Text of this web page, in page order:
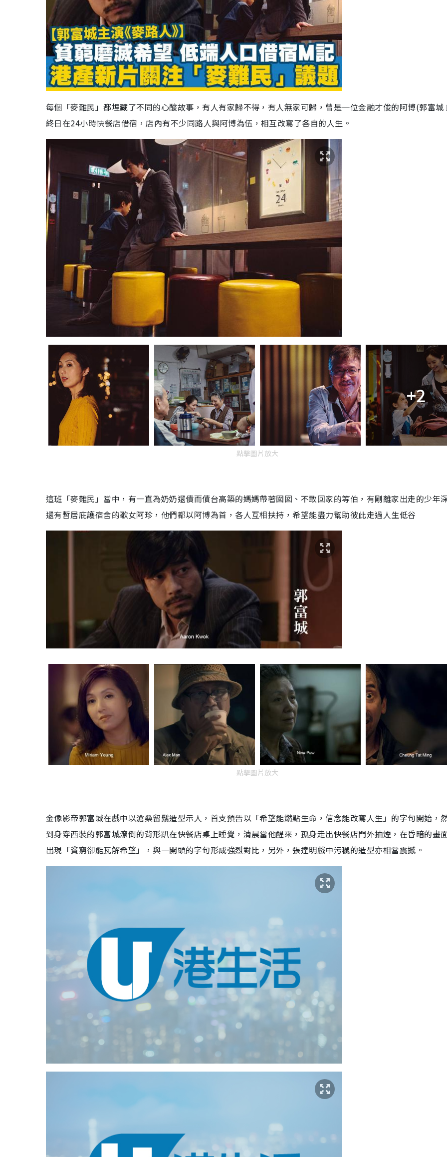
每個「麥難民」都埋藏了不同的心酸故事，有人有家歸不得，有人無家可歸，曾是一位金融才俊的阿博(郭富城
終日在24小時快餐店借宿，店內有不少同路人與阿博為伍，相互改寫了各自的人生。
+2
點擊圖片放大
這班「麥難民」當中，有一直為奶奶還債而債台高築的媽媽帶著囡囡、不敢回家的等伯，有剛離家出走的少年
還有暫居庇護宿舍的歌女阿珍，他們都以阿博為首，各人互相扶持，希望能盡力幫助彼此走過人生低谷
點擊圖片放大
金像影帝郭富城在戲中以滄桑留鬚造型示人，首支預告以「希望能燃點生命，信念能改寫人生」的字句開始，
到身穿西裝的郭富城潦倒的背形趴在快餐店桌上睡覺，清晨當他醒來，孤身走出快餐店門外抽煙，在昏暗的畫
出現「貧窮卻能瓦解希望」，與一開頭的字句形成強烈對比，另外，張達明戲中污穢的造型亦相當震撼。